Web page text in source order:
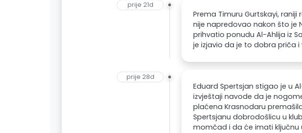
prije 21d
Prema Timuru Gurtskayi,
nije napredovao nakon što je
prihvatio ponudu Al-Ahlija iz
je izjavio da je to dobra priča i
prije 28d
Eduard Spertsjan stigao je u
izvještaji navode da je
plaćena Krasnodaru
Spertsjanu dobrodošlicu u
momčad i da će imati ključnu